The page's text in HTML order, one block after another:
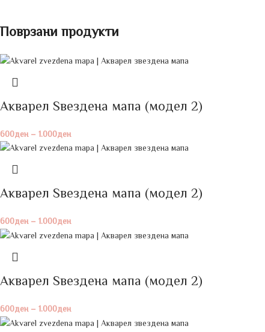
Поврзани продукти
Акварел Ѕвездена мапа (модел 2)
600ден – 1.000ден
Акварел Ѕвездена мапа (модел 2)
600ден– 1.000ден
Акварел Ѕвездена мапа (модел 2)
600ден – 1.000ден